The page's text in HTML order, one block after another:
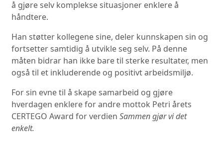
å gjøre selv komplekse situasjoner enklere å
håndtere.
Han støtter kollegene sine, deler kunnskapen sin og
fortsetter samtidig å utvikle seg selv. På denne
måten bidrar han ikke bare til sterke resultater, men
også til et inkluderende og positivt arbeidsmiljø.
For sin evne til å skape samarbeid og gjøre
hverdagen enklere for andre mottok Petri årets
CERTEGO Award for verdienSammen gjør vi det
enkelt.